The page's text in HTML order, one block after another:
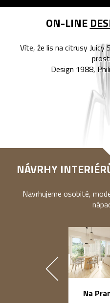
ON-LINE
Víte, že lis na citrusy Juicy
Design 1988,
NÁVRHY
Navrhujeme osobité,
Na